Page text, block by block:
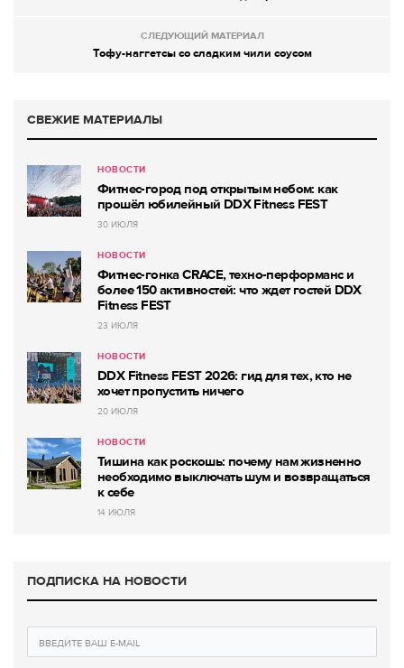
СЛЕДУЮЩИЙ МАТЕРИАЛ
Тофу-наггетсы со сладким чили соусом
СВЕЖИЕ МАТЕРИАЛЫ
НОВОСТИ
Фитнес-город под открытым небом: как
прошёл юбилейный DDX Fitness FEST
30 ИЮЛЯ
НОВОСТИ
Фитнес-гонка CRACE, техно-перформанс и
более 150 активностей: что ждет гостей DDX
Fitness FEST
23 ИЮЛЯ
НОВОСТИ
DDX Fitness FEST 2026: гид для тех, кто не
хочет пропустить ничего
20 ИЮЛЯ
НОВОСТИ
Тишина как роскошь: почему нам жизненно
необходимо выключать шум и возвращаться
к себе
14 ИЮЛЯ
ПОДПИСКА НА НОВОСТИ